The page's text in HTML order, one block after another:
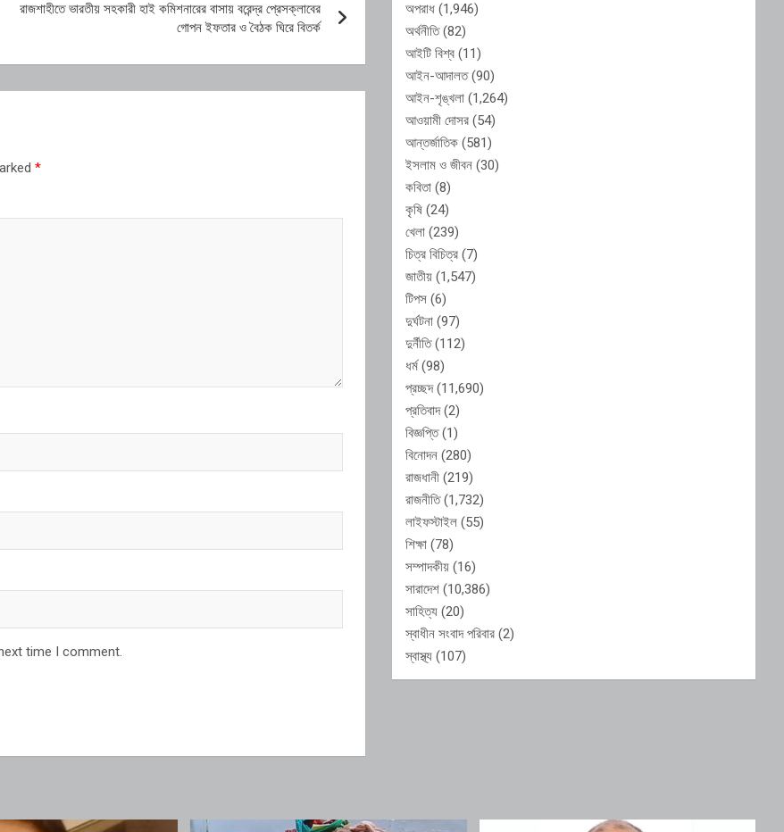
রাজশাহীতে ভারতীয় সহকারী হাই কমিশনারের বাসায় বরেন্দ্র প্রেসক্লাবের
গোপন ইফতার ও বৈঠক ঘিরে বিতর্ক
*
time I comment.
অপরাধ (1,946)
অর্থনীতি(82)
আইটি বিশ্ব (11)
আইন-আদালত(90)
আইন-শৃঙ্খলা (1,264)
আওয়ামী দোসর (54)
আন্তর্জাতিক (581)
ইসলাম ও জীবন (30)
কবিতা (8)
কৃষি (24)
খেলা (239)
চিত্র বিচিত্র (7)
জাতীয় (1,547)
টিপস (6)
দুর্ঘটনা (97)
দুর্নীতি(112)
ধর্ম(98)
প্রচ্ছদ(11,690)
প্রতিবাদ(2)
বিজ্ঞপ্তি(1)
বিনোদন (280)
রাজধানী (219)
রাজনীতি(1,732)
লাইফস্টাইল (55)
শিক্ষা (78)
সম্পাদকীয় (16)
সারাদেশ (10,386)
সাহিত্য (20)
স্বাধীন সংবাদ পরিবার (2)
স্বাস্থ্য (107)